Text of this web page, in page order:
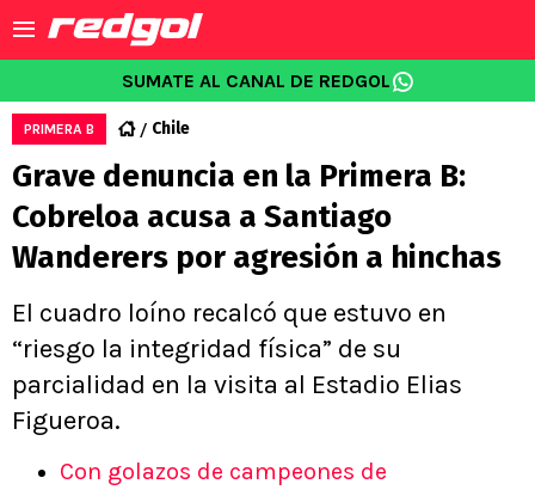
SUMATE AL CANAL DE REDGOL
PRIMERA B Chile
Grave denuncia en la Primera B:
Cobreloa acusa a Santiago
Wanderers por agresión a hinchas
El cuadro loíno recalcó que estuvo en
“riesgo la integridad física” de su
parcialidad en la visita al Estadio Elias
Figueroa.
Con golazos de campeones de